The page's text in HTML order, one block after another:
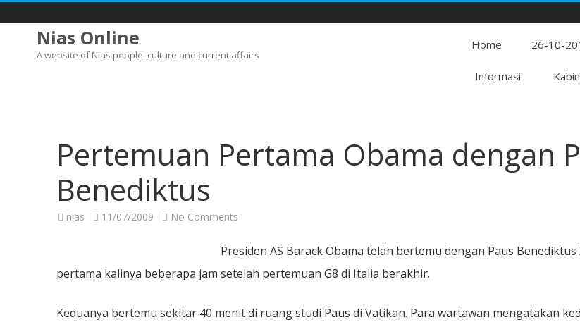
Nias Online
A website of Nias people, culture and current affairs
Home 26-10-
Informasi
Pertemuan Pertama Obama dengan
Benediktus
nias 11/07/2009 No Comments
Obama
dengan
Benediktus
Presiden AS Barack Obama telah bertemu dengan Paus
pertama kalinya beberapa jam setelah pertemuan G8 di Italia berakhir.
Keduanya bertemu sekitar 40 menit di ruang studi Paus di Vatikan. Para wartawan mengatakan